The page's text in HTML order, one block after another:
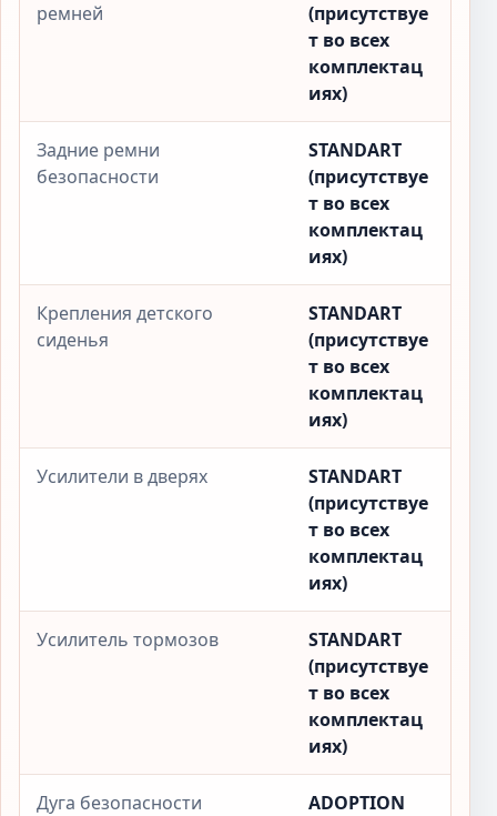
ремней
(присутствуе
т во всех
комплектац
иях)
Задние ремни
безопасности
STANDART
(присутствуе
т во всех
комплектац
иях)
Крепления детского
сиденья
STANDART
(присутствуе
т во всех
комплектац
иях)
Усилители в дверях
STANDART
(присутствуе
т во всех
комплектац
иях)
Усилитель тормозов
STANDART
(присутствуе
т во всех
комплектац
иях)
Дуга безопасности
ADOPTION